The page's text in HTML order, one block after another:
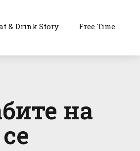
& Drink Story Free Time
на